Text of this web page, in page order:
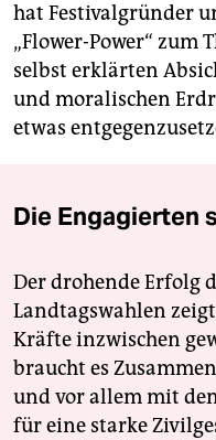
hat Festivalgründer
„Flower-Power“ zum
selbst erklärten
und moralischen
etwas
Die Engagierten
Der drohende Erfolg
Landtagswahlen
Kräfte inzwischen
braucht es
und vor allem mit
für eine starke